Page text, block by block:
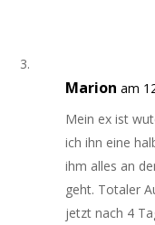
Marion am
Mein ex ist
ich ihn eine
ihm alles an
geht. Totaler
jetzt nach 4